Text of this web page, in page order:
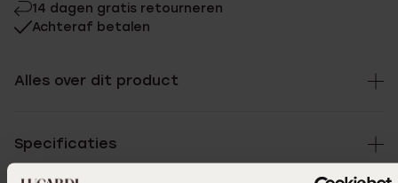
14 dagen gratis retourneren
Achteraf betalen
Alles over dit product
Specificaties